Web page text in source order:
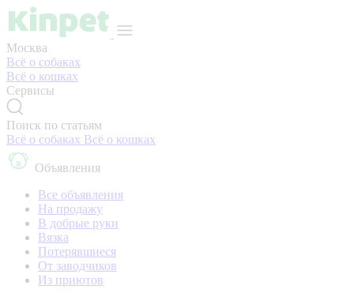
Москва
Всё о собаках
Всё о кошках
Сервисы
Поиск по статьям
Всё о собаках Всё о кошках
Объявления
Все объявления
На продажу
В добрые руки
Вязка
Потерявшиеся
От заводчиков
Из приютов